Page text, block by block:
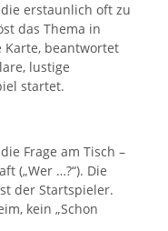
die erstaunlich oft zu
das Thema in
beantwortet
lustige
startet.
Frage am Tisch –
(„Wer …?“). Die
der Startspieler.
kein „Schon